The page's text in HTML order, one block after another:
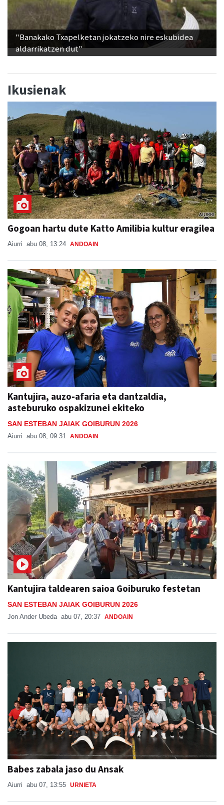
"Banakako Txapelketan jokatzeko nire eskubidea
aldarrikatzen dut"
Ikusienak
Gogoan hartu dute Katto Amilibia kultur eragilea
Aiurri abu 08, 13:24 ANDOAIN
Kantujira, auzo-afaria eta dantzaldia,
asteburuko ospakizunei ekiteko
SAN ESTEBAN JAIAK GOIBURUN 2026
Aiurri abu 08, 09:31 ANDOAIN
Kantujira taldearen saioa Goiburuko festetan
SAN ESTEBAN JAIAK GOIBURUN 2026
Jon Ander Ubeda abu 07, 20:37 ANDOAIN
Babes zabala jaso du Ansak
Aiurri abu 07, 13:55 URNIETA